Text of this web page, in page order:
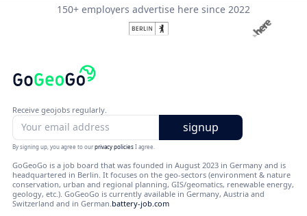
150+ employers advertise here since 2022
Receive geojobs regularly.
By signing up, you agree to ourprivacy policiesI agree.
GoGeoGo is a job board that was founded in August 2023 in Germany and is
headquartered in Berlin. It focuses on the geo-sectors (environment & nature
conservation, urban and regional planning, GIS/geomatics, renewable energy,
geology, etc.). GoGeoGo is currently available in Germany, Austria and
Switzerland and in German. battery-job.com